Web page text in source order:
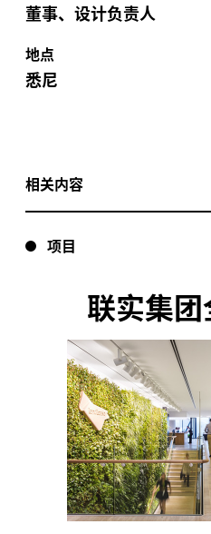
董事、设计负责人
地点
悉尼
相关内容
项目
联实集